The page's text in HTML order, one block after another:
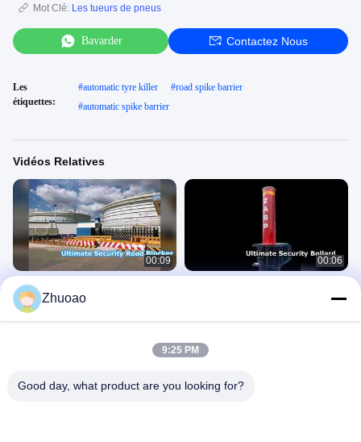
Mot Clé: Les tueurs de pneus
Bavarder Contactez Nous
Les
étiquettes:
#automatic tyre killer #road spike barrier
#automatic spike barrier
Vidéos Relatives
00:09
ZASP Road Blocker Sécurité Ultime
Bornes Automatiques
00:06
Zhuoao
9:25 PM
Good day, what product are you looking for?